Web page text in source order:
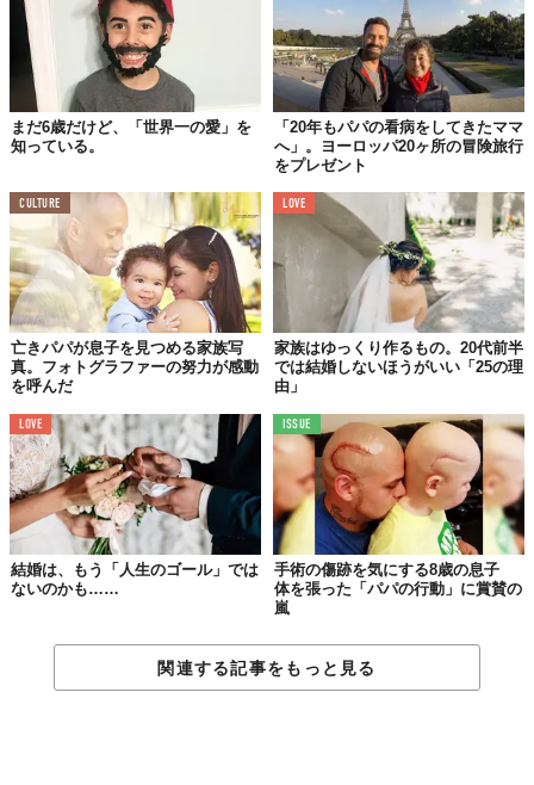
まだ6歳だけど、「世界一の愛」を
知っている。
「20年もパパの看病をしてきたママ
へ」。ヨーロッパ20ヶ所の冒険旅行
をプレゼント
CULTURE
亡きパパが息子を見つめる家族写
真。フォトグラファーの努力が感動
を呼んだ
LOVE
家族はゆっくり作るもの。20代前半
では結婚しないほうがいい「25の理
由」
LOVE
結婚は、もう「人生のゴール」では
ないのかも……
ISSUE
手術の傷跡を気にする8歳の息子
体を張った「パパの行動」に賞賛の
嵐
関連する記事をもっと見る